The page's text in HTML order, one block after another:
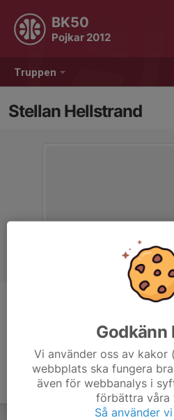
Truppen
BK50
Pojkar 2012
Stellan Hellstrand
Godkänn
Vi använder oss av
webbplats ska fungera
även för webbanalys i
förbättra våra
Så använder